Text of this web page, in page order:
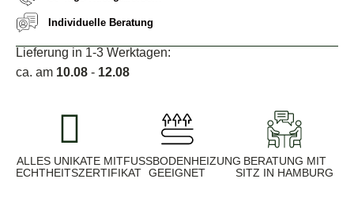
Individuelle Beratung
Lieferung in 1-3 Werktagen:
ca. am 10.08 - 12.08
ALLES UNIKATE MIT
ECHTHEITSZERTIFIKAT
FUSSBODENHEIZUNG G
EEIGNET
BERATUNG MIT
SITZ IN HAMBURG